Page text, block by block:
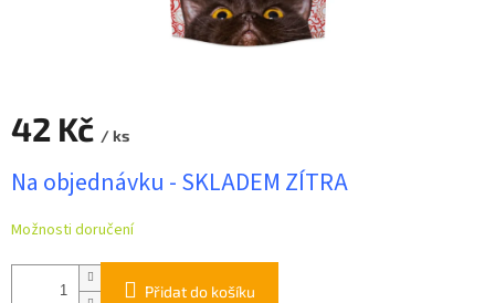
42 Kč / ks
cena:
Na objednávku - SKLADEM ZÍTRA
Možnosti doručení
Přidat do košíku